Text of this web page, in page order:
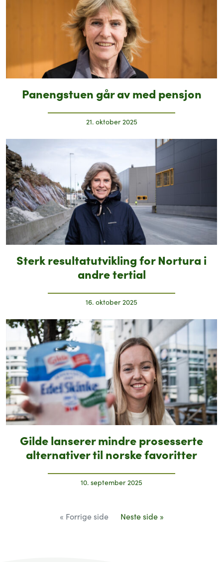
Panengstuen går av med pensjon
21. oktober 2025
Sterk resultatutvikling for Nortura i
andre tertial
16. oktober 2025
Gilde lanserer mindre prosesserte
alternativer til norske favoritter
10. september 2025
« Forrige side Neste side »